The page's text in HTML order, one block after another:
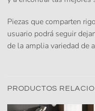
Piezas que comparten
usuario podrá seguir
de la amplia variedad de
PRODUCTOS